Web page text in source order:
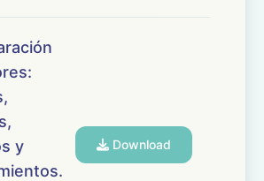
tema 27
de
de
de
en
y
Download